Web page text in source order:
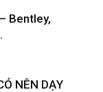
Bentley,
NÊN DẠY